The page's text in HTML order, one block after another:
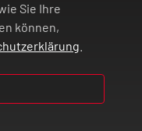
Sie Ihre
können,
GmbH